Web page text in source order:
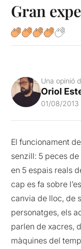
Gran
Una opinió
Oriol
01/08/2013
El funcionament
senzill: 5 peces
en 5 espais reals
cap es fa sobre
canvia de lloc, de
personatges, els
parlen de xacres,
màquines del